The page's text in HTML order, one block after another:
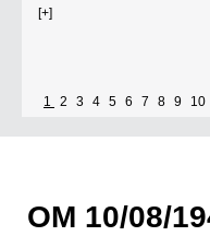
[+]
1 2 3 4 5 6 7 8 9 10
OM 10/08/